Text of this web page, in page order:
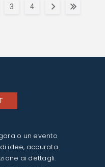
3 4
o un evento
idee, accurata
ai dettagli.